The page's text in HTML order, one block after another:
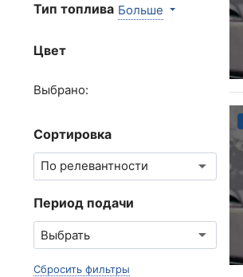
Тип топлива Больше
Цвет
Выбрано:
Сортировка
Период подачи
Сбросить фильтры